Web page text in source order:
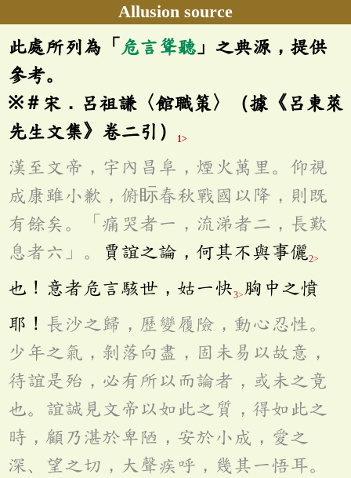
Allusion source
此處所列為「 危言聳聽 」之典源，提供
參考。
※＃宋．呂祖謙〈館職策〉（據《呂東萊
先生文集》卷二引）
1>
漢至文帝，宇內昌阜，煙火萬里。仰視
成康雖小歉，俯眎春秋戰國以降，則既
有餘矣。「痛哭者一，流涕者二，長歎
息者六」。
賈誼之論，何其不與事儷2>
也！意者危言駭世，姑一快3> 胸中之憤
耶！ 長沙之歸，歷變履險，動心忍性。
少年之氣，剝落向盡，固未易以故意，
待誼是殆，必有所以而論者，或未之竟
也。誼誠見文帝以如此之質，得如此之
時，顧乃湛於卑陋，安於小成，愛之
深、望之切，大聲疾呼，幾其一悟耳。